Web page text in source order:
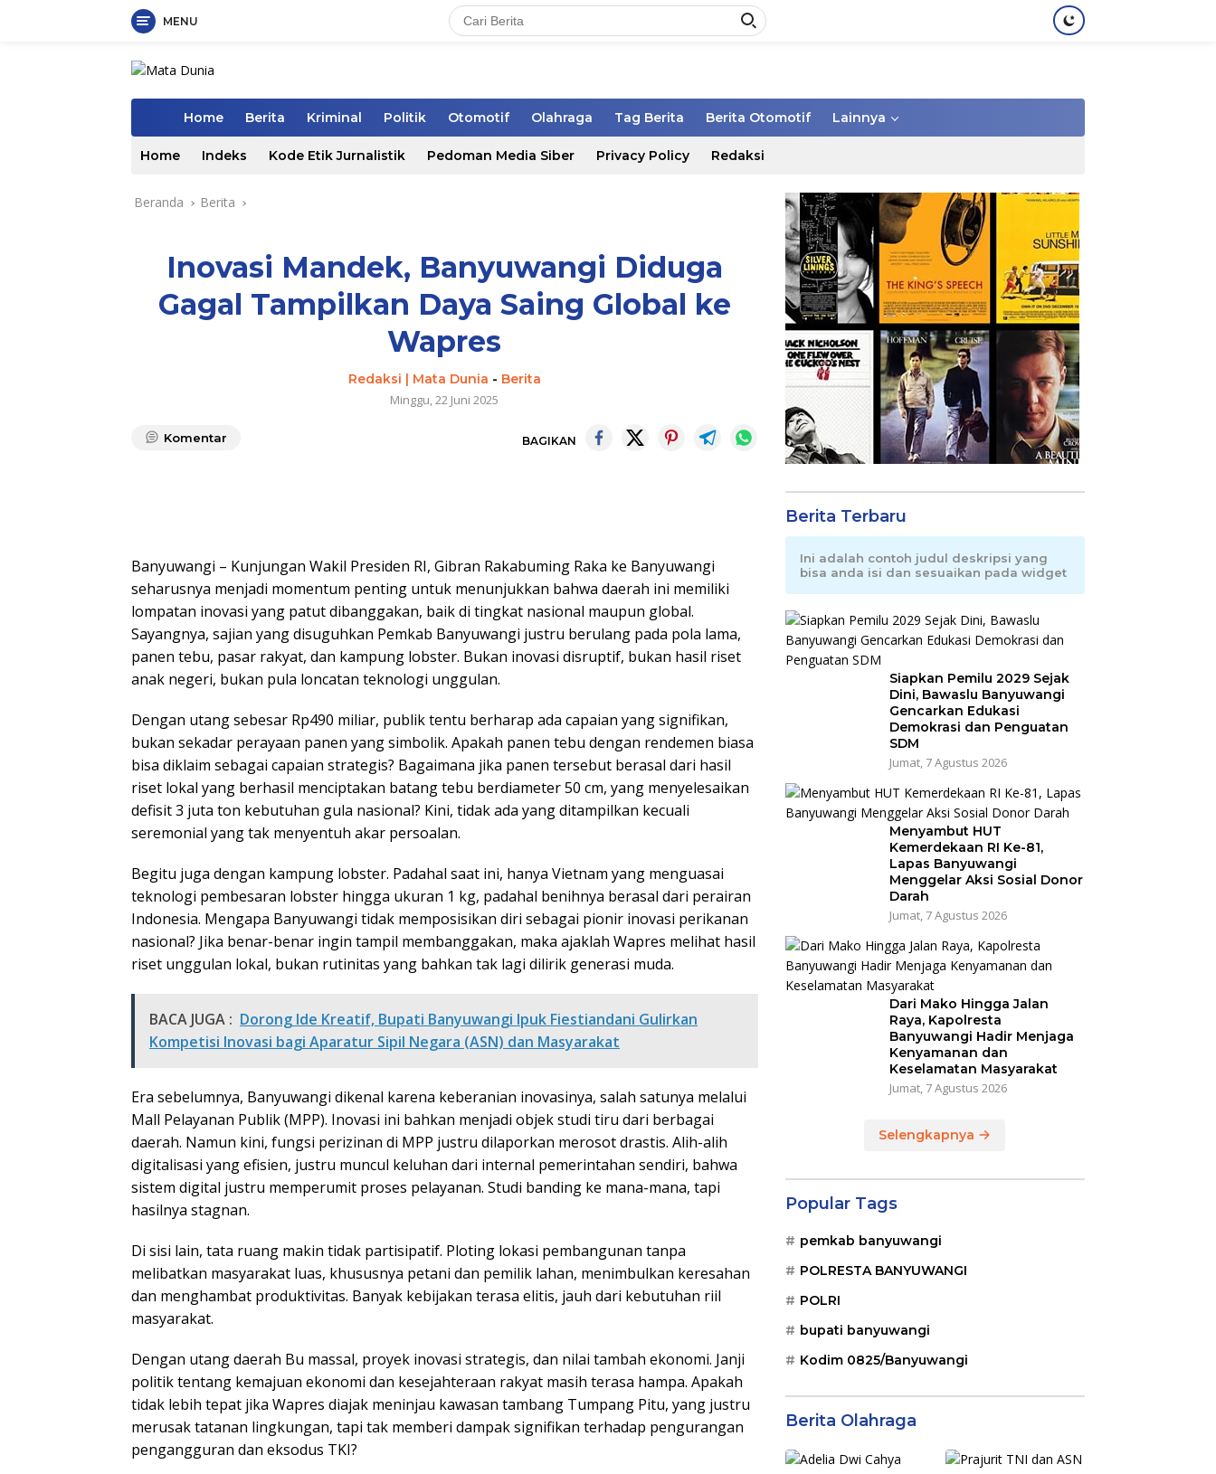
MENU
Home Berita Kriminal Politik Otomotif Olahraga Tag Berita Berita Otomotif Lainnya
Home Indeks Kode Etik Jurnalistik Pedoman Media Siber Privacy Policy Redaksi
Beranda Berita
Inovasi Mandek, Banyuwangi Diduga
Gagal Tampilkan Daya Saing Global ke
Wapres
Redaksi | Mata Dunia - Berita
Minggu, 22 Juni 2025
Komentar BAGIKAN
Banyuwangi – Kunjungan Wakil Presiden RI, Gibran Rakabuming Raka ke Banyuwangi
seharusnya menjadi momentum penting untuk menunjukkan bahwa daerah ini memiliki
lompatan inovasi yang patut dibanggakan, baik di tingkat nasional maupun global.
Sayangnya, sajian yang disuguhkan Pemkab Banyuwangi justru berulang pada pola lama,
panen tebu, pasar rakyat, dan kampung lobster. Bukan inovasi disruptif, bukan hasil riset
anak negeri, bukan pula loncatan teknologi unggulan.
Dengan utang sebesar Rp490 miliar, publik tentu berharap ada capaian yang signifikan,
bukan sekadar perayaan panen yang simbolik. Apakah panen tebu dengan rendemen biasa
bisa diklaim sebagai capaian strategis? Bagaimana jika panen tersebut berasal dari hasil
riset lokal yang berhasil menciptakan batang tebu berdiameter 50 cm, yang menyelesaikan
defisit 3 juta ton kebutuhan gula nasional? Kini, tidak ada yang ditampilkan kecuali
seremonial yang tak menyentuh akar persoalan.
Begitu juga dengan kampung lobster. Padahal saat ini, hanya Vietnam yang menguasai
teknologi pembesaran lobster hingga ukuran 1 kg, padahal benihnya berasal dari perairan
Indonesia. Mengapa Banyuwangi tidak memposisikan diri sebagai pionir inovasi perikanan
nasional? Jika benar-benar ingin tampil membanggakan, maka ajaklah Wapres melihat hasil
riset unggulan lokal, bukan rutinitas yang bahkan tak lagi dilirik generasi muda.
BACA JUGA : Dorong Ide Kreatif, Bupati Banyuwangi Ipuk Fiestiandani Gulirkan
Kompetisi Inovasi bagi Aparatur Sipil Negara (ASN) dan Masyarakat
Era sebelumnya, Banyuwangi dikenal karena keberanian inovasinya, salah satunya melalui
Mall Pelayanan Publik (MPP). Inovasi ini bahkan menjadi objek studi tiru dari berbagai
daerah. Namun kini, fungsi perizinan di MPP justru dilaporkan merosot drastis. Alih-alih
digitalisasi yang efisien, justru muncul keluhan dari internal pemerintahan sendiri, bahwa
sistem digital justru memperumit proses pelayanan. Studi banding ke mana-mana, tapi
hasilnya stagnan.
Di sisi lain, tata ruang makin tidak partisipatif. Ploting lokasi pembangunan tanpa
melibatkan masyarakat luas, khususnya petani dan pemilik lahan, menimbulkan keresahan
dan menghambat produktivitas. Banyak kebijakan terasa elitis, jauh dari kebutuhan riil
masyarakat.
Dengan utang daerah Bu massal, proyek inovasi strategis, dan nilai tambah ekonomi. Janji
politik tentang kemajuan ekonomi dan kesejahteraan rakyat masih terasa hampa. Apakah
tidak lebih tepat jika Wapres diajak meninjau kawasan tambang Tumpang Pitu, yang justru
merusak tatanan lingkungan, tapi tak memberi dampak signifikan terhadap pengurangan
pengangguran dan eksodus TKI?
Berita Terbaru
Ini adalah contoh judul deskripsi yang
bisa anda isi dan sesuaikan pada widget
Siapkan Pemilu 2029 Sejak
Dini, Bawaslu Banyuwangi
Gencarkan Edukasi
Demokrasi dan Penguatan
SDM
Jumat, 7 Agustus 2026
Menyambut HUT
Kemerdekaan RI Ke-81,
Lapas Banyuwangi
Menggelar Aksi Sosial Donor
Darah
Jumat, 7 Agustus 2026
Dari Mako Hingga Jalan
Raya, Kapolresta
Banyuwangi Hadir Menjaga
Kenyamanan dan
Keselamatan Masyarakat
Jumat, 7 Agustus 2026
Selengkapnya
Popular Tags
pemkab banyuwangi
POLRESTA BANYUWANGI
POLRI
bupati banyuwangi
Kodim 0825/Banyuwangi
Berita Olahraga